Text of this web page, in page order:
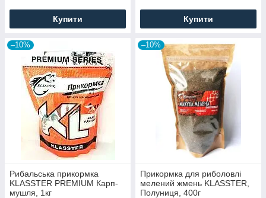
Купити Купити
–10%
Рибальська прикормка
KLASSTER PREMIUM Карп-
мушля, 1кг
–10%
Прикормка для риболовлі
мелений жмень KLASSTER,
Полуниця, 400г